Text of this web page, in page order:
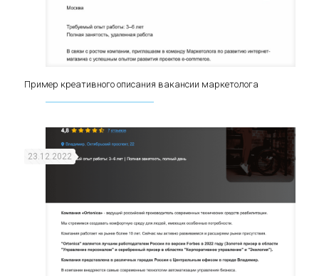
Пример креативного описания вакансии
маркетолога
Пример креативного описания вакансии маркетолога
23.12.2022